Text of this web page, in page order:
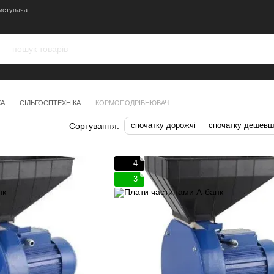
СІЛЬГОСПТЕХНІКА КОРМОПОДРІБНЮВАЧ
Сортування: спочатку дорожчі спочатку
4
3